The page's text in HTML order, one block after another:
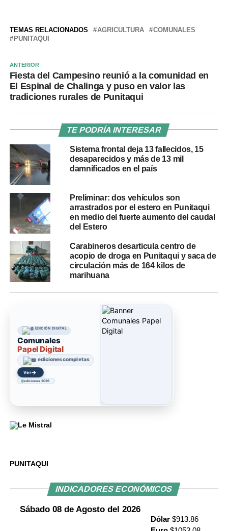
TEMAS RELACIONADOS AGRICULTURA
COMUNALES
PUNITAQUI
ANTERIOR
Fiesta del Campesino reunió a la comunidad en
El Espinal de Chalinga y puso en valor las
tradiciones rurales de Punitaqui
TE PODRÍA INTERESAR
Sistema frontal deja 13 fallecidos, 15
desaparecidos y más de 13 mil
damnificados en el país
Preliminar: dos vehículos son
arrastrados por el estero en Punitaqui
en medio del fuerte aumento del caudal
del Estero
Carabineros desarticula centro de
acopio de droga en Punitaqui y saca de
circulación más de 164 kilos de
marihuana
EDICIÓN DIGITAL
Comunales
Papel Digital
ediciones completas
Ver→
ediciones 2026
PUNITAQUI
INDICADORES ECONÓMICOS
Sábado 08 de Agosto del 2026
Dólar$913.86